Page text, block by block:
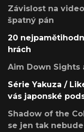
Závislost na
špatný pán
20
hrách
Aim Down Sights
Série Yakuza /
vás japonské
Shadow of the
se jen tak